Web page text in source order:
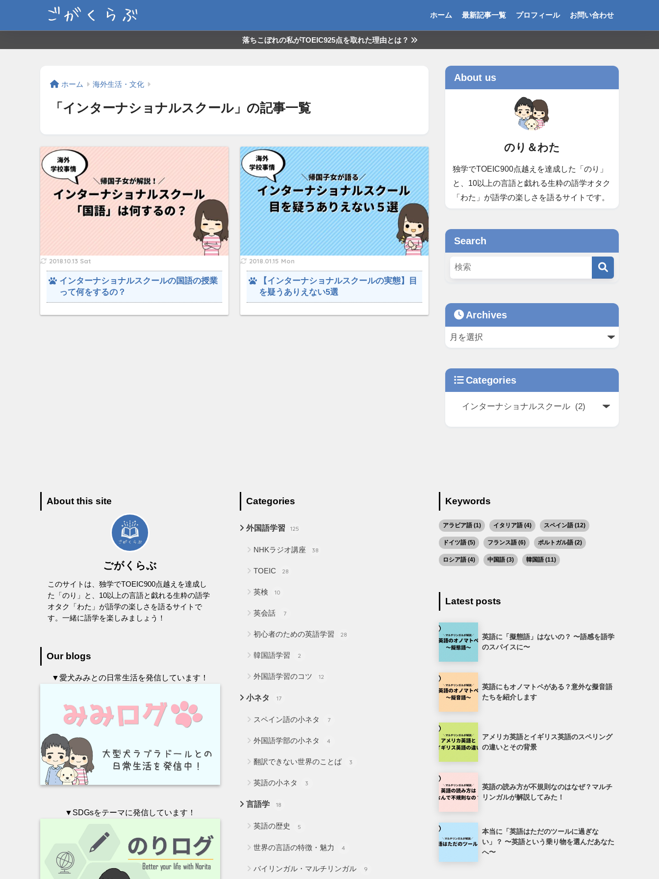
ホーム 最新記事一覧 プロフィール お問い合わせ
落ちこぼれの私がTOEIC925点を取れた理由とは？
ホーム 海外生活・文化
「インターナショナルスクール」の記事一覧
2018.10.13 Sat
インターナショナルスクールの国語の授業
って何をするの？
2018.01.15 Mon
【インターナショナルスクールの実態】目
を疑うありえない5選
About us
のり＆わた
独学でTOEIC900点越えを達成した「のり」
と、10以上の言語と戯れる生粋の語学オタク
「わた」が語学の楽しさを語るサイトです。
Search
Archives
Categories
About this site
ごがくらぶ
このサイトは、独学でTOEIC900点越えを達成し
た「のり」と、10以上の言語と戯れる生粋の語学
オタク「わた」が語学の楽しさを語るサイトで
す。一緒に語学を楽しみましょう！
Our blogs
▼愛犬みみとの日常生活を発信しています！
▼SDGsをテーマに発信しています！
Categories
外国語学習 125
NHKラジオ講座 38
TOEIC 28
英検 10
英会話 7
初心者のための英語学習 28
韓国語学習 2
外国語学習のコツ 12
小ネタ 17
スペイン語の小ネタ 7
外国語学部の小ネタ 4
翻訳できない世界のことば 3
英語の小ネタ 3
言語学 18
英語の歴史 5
世界の言語の特徴・魅力 4
バイリンガル・マルチリンガル 9
Keywords
アラビア語 (1) イタリア語 (4) スペイン語 (12)
ドイツ語 (5) フランス語 (6) ポルトガル語 (2)
ロシア語 (4) 中国語 (3) 韓国語 (11)
Latest posts
英語に「擬態語」はないの？ 〜語感を語学
のスパイスに〜
英語にもオノマトペがある？意外な擬音語
たちを紹介します
アメリカ英語とイギリス英語のスペリング
の違いとその背景
英語の読み方が不規則なのはなぜ？マルチ
リンガルが解説してみた！
本当に「英語はただのツールに過ぎな
い」？ 〜英語という乗り物を選んだあなた
へ〜